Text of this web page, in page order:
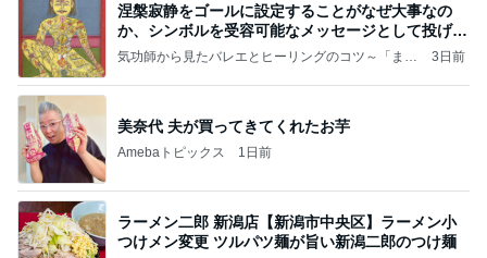
涅槃寂静をゴールに設定することがなぜ大事なの
か、シンボルを受容可能なメッセージとして投げる
ことが
気功師から見たバレエとヒーリングのコツ～「まと
3日前
美奈代 夫が買ってきてくれたお芋
Amebaトピックス 1日前
ラーメン二郎 新潟店【新潟市中央区】ラーメン小
つけメン変更 ツルパツ麺が旨い新潟二郎のつけ麺